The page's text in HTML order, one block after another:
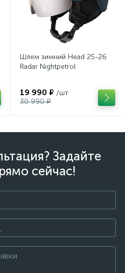
Шлем зимний Head 25-26
Radar Nightpetrol
19 990 ₽ /шт
30 990 ₽
Задайте
сейчас!